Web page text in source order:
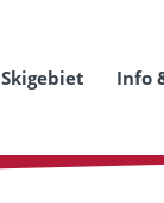
Skigebiet Info